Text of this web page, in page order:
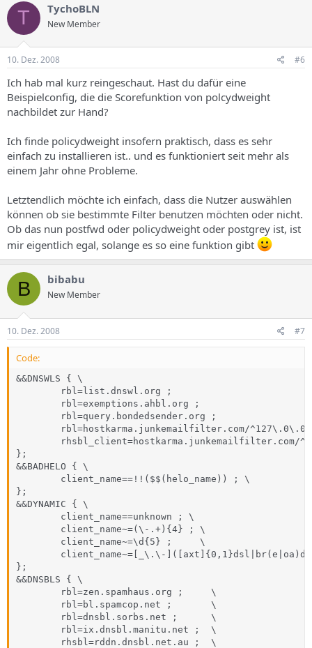
T TychoBLN
New Member
10. Dez. 2008 #6
Ich hab mal kurz reingeschaut. Hast du dafür eine
Beispielconfig, die die Scorefunktion von polcydweight
nachbildet zur Hand?
Ich finde policydweight insofern praktisch, dass es sehr
einfach zu installieren ist.. und es funktioniert seit mehr als
einem Jahr ohne Probleme.
Letztendlich möchte ich einfach, dass die Nutzer auswählen
können ob sie bestimmte Filter benutzen möchten oder nicht.
Ob das nun postfwd oder policydweight oder postgrey ist, ist
mir eigentlich egal, solange es so eine funktion gibt
B bibabu
New Member
10. Dez. 2008 #7
Code:
&&DNSWLS { \
rbl=list.dnswl.org ;
rbl=exemptions.ahbl.org ;
rbl=query.bondedsender.org ;
rbl=hostkarma.junkemailfilter.com/
rhsbl_client=hostkarma.junkemailfilter.com/
};
&&BADHELO { \
        client_name==!!($$(helo_name)) ; \
};
&&DYNAMIC { \
        client_name==unknown ; \
        client_name~=(\-.+){4} ; \
        client_name~=\d{5} ;     \
client_name~=[_\.\-
};
&&DNSBLS { \
        rbl=zen.spamhaus.org ;     \
        rbl=bl.spamcop.net ;       \
        rbl=dnsbl.sorbs.net ;      \
        rbl=ix.dnsbl.manitu.net ;  \
        rhsbl=rddn.dnsbl.net.au ;  \